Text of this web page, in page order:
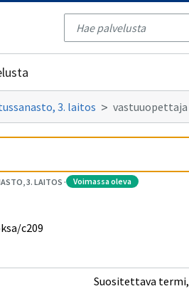
3. laitos vastuuopettaja
3. LAITOS · voimassa oleva
c209
Suositettava termi,